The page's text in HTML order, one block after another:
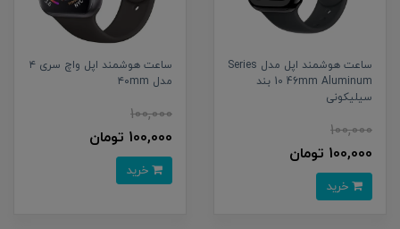
ساعت هوشمند اپل مدل Series
10 46mm Aluminum بند
سیلیکونی
100,000
100,000 تومان
ساعت هوشمند اپل واچ سری ۴
مدل ۴۰mm
100,000
100,000 تومان